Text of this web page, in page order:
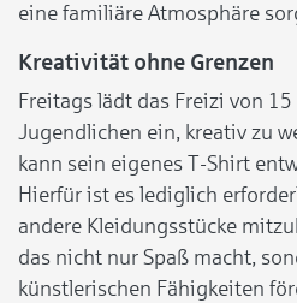
eine familiäre Atmosphäre
Kreativität ohne Grenzen
Freitags lädt das Freizi von
Jugendlichen ein, kreativ zu
kann sein eigenes T-Shirt
Hierfür ist es lediglich
andere Kleidungsstücke
das nicht nur Spaß macht,
künstlerischen Fähigkeiten